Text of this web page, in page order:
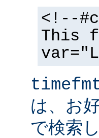
<!--
This
は、お
で検索